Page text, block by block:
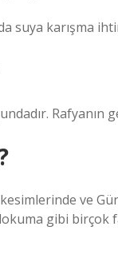
suya karışma
Rafyanın
kesimlerinde ve
gibi birçok